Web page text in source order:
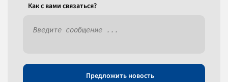
Как c вами связаться?
Предложить новость